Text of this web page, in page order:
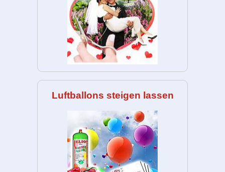
Luftballons steigen lassen